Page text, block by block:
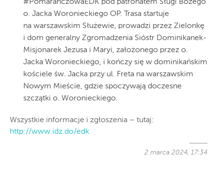
#PomarańczowaEDK pod patronatem Sługi Bożego
o. Jacka Woronieckiego OP. Trasa startuje
na warszawskim Służewie, prowadzi przez Zielonkę
i dom generalny Zgromadzenia Sióstr Dominikanek-
Misjonarek Jezusa i Maryi, założonego przez o.
Jacka Woronieckiego, i kończy się w dominikańskim
kościele św. Jacka przy ul. Freta na warszawskim
Nowym Mieście, gdzie spoczywają doczesne
szczątki o. Woronieckiego.
Wszystkie informacje i zgłoszenia – tutaj:
http://www.idz.do/edk
2 marca 2024, 17:34